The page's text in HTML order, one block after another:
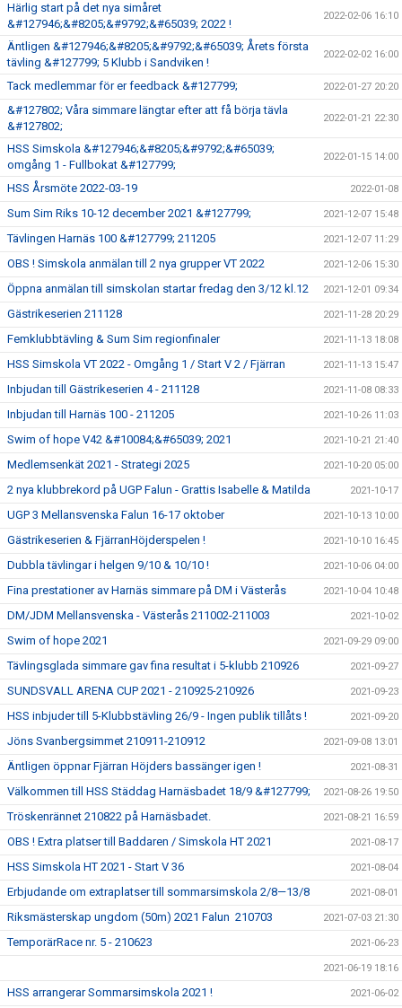
Härlig start på det nya simåret
&#127946;&#8205;&#9792;&#65039; 2022 !
2022-02-06 16:10
Äntligen &#127946;&#8205;&#9792;&#65039; Årets första
tävling &#127799; 5 Klubb i Sandviken !
2022-02-02 16:00
Tack medlemmar för er feedback &#127799; 2022-01-27 20:20
&#127802; Våra simmare längtar efter att få börja tävla
&#127802;
2022-01-21 22:30
HSS Simskola &#127946;&#8205;&#9792;&#65039;
omgång 1 - Fullbokat &#127799;
2022-01-15 14:00
HSS Årsmöte 2022-03-19 2022-01-08
Sum Sim Riks 10-12 december 2021 &#127799; 2021-12-07 15:48
Tävlingen Harnäs 100 &#127799; 211205 2021-12-07 11:29
OBS ! Simskola anmälan till 2 nya grupper VT 2022 2021-12-06 15:30
Öppna anmälan till simskolan startar fredag den 3/12 kl.12 2021-12-01 09:34
Gästrikeserien 211128 2021-11-28 20:29
Femklubbtävling & Sum Sim regionfinaler 2021-11-13 18:08
HSS Simskola VT 2022 - Omgång 1 / Start V 2 / Fjärran 2021-11-13 15:47
Inbjudan till Gästrikeserien 4 - 211128 2021-11-08 08:33
Inbjudan till Harnäs 100 - 211205 2021-10-26 11:03
Swim of hope V42 &#10084;&#65039; 2021 2021-10-21 21:40
Medlemsenkät 2021 - Strategi 2025 2021-10-20 05:00
2 nya klubbrekord på UGP Falun - Grattis Isabelle & Matilda 2021-10-17
UGP 3 Mellansvenska Falun 16-17 oktober 2021-10-13 10:00
Gästrikeserien & FjärranHöjderspelen ! 2021-10-10 16:45
Dubbla tävlingar i helgen 9/10 & 10/10 ! 2021-10-06 04:00
Fina prestationer av Harnäs simmare på DM i Västerås 2021-10-04 10:48
DM/JDM Mellansvenska - Västerås 211002-211003 2021-10-02
Swim of hope 2021 2021-09-29 09:00
Tävlingsglada simmare gav fina resultat i 5-klubb 210926 2021-09-27
SUNDSVALL ARENA CUP 2021 - 210925-210926 2021-09-23
HSS inbjuder till 5-Klubbstävling 26/9 - Ingen publik tillåts ! 2021-09-20
Jöns Svanbergsimmet 210911-210912 2021-09-08 13:01
Äntligen öppnar Fjärran Höjders bassänger igen ! 2021-08-31
Välkommen till HSS Städdag Harnäsbadet 18/9 &#127799; 2021-08-26 19:50
Tröskenrännet 210822 på Harnäsbadet. 2021-08-21 16:59
OBS ! Extra platser till Baddaren / Simskola HT 2021 2021-08-17
HSS Simskola HT 2021 - Start V 36 2021-08-04
Erbjudande om extraplatser till sommarsimskola 2/8—13/8 2021-08-01
Riksmästerskap ungdom (50m) 2021 Falun 210703 2021-07-03 21:30
TemporärRace nr. 5 - 210623 2021-06-23
2021-06-19 18:16
HSS arrangerar Sommarsimskola 2021 ! 2021-06-02